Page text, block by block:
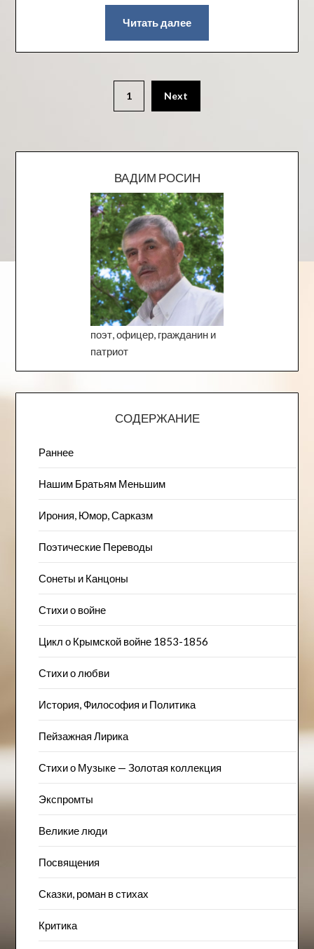
Читать далее
1 Next
ВАДИМ РОСИН
поэт, офицер, гражданин и
патриот
СОДЕРЖАНИЕ
Раннее
Нашим Братьям Меньшим
Ирония, Юмор, Сарказм
Поэтические Переводы
Сонеты и Канцоны
Стихи о войне
Цикл о Крымской войне 1853-1856
Стихи о любви
История, Философия и Политика
Пейзажна​я Лирика
Стихи о Музыке — Золотая коллекция
Экспромты
Великие люди
Посвящения
Сказки, роман в стихах
Критика